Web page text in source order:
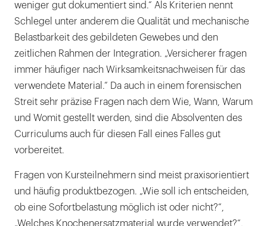
weniger gut dokumentiert sind.“ Als Kriterien nennt
Schlegel unter anderem die Qualität und mechanische
Belastbarkeit des gebildeten Gewebes und den
zeitlichen Rahmen der Integration. „Versicherer fragen
immer häufiger nach Wirksamkeitsnachweisen für das
verwendete Material.“ Da auch in einem forensischen
Streit sehr präzise Fragen nach dem Wie, Wann, Warum
und Womit gestellt werden, sind die Absolventen des
Curriculums auch für diesen Fall eines Falles gut
vorbereitet.
Fragen von Kursteilnehmern sind meist praxisorientiert
und häufig produktbezogen. „Wie soll ich entscheiden,
ob eine Sofortbelastung möglich ist oder nicht?“,
„Welches Knochenersatzmaterial wurde verwendet?“,